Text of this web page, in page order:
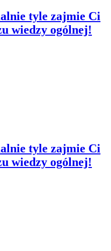
tyle zajmie Ci
wiedzy ogólnej!
tyle zajmie Ci
wiedzy ogólnej!